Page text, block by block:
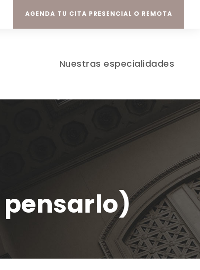
AGENDA TU CITA PRESENCIAL O REMOTA
Nuestras especialidades
pensarlo)